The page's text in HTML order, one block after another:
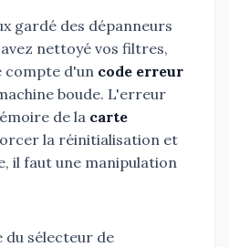
gardé des dépanneurs
nettoyé vos filtres,
compte d'un code erreur
boude. L'erreur
de la carte
la réinitialisation et
il faut une manipulation
du sélecteur de